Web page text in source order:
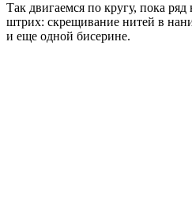
Так двигаемся по кругу, пока
штрих: скрещивание нитей в
и еще одной бисерине.